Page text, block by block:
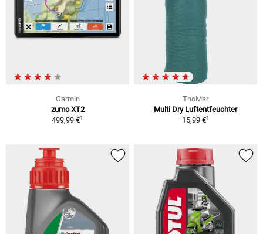
Garmin
zumo XT2
499,99 €1
ThoMar
Multi Dry Luftentfeuchter
15,99 €1